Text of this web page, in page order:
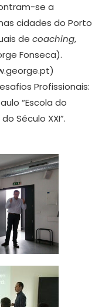
se a
cidades do Porto
de coaching,
Fonseca).
Profissionais:
“Escola do
Século XXI”.